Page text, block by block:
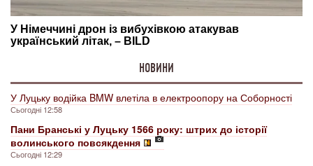
НОВИНИ
У Луцьку водійка BMW влетіла в електроопору на Соборності
Сьогодні 12:58
Пани Бранські у Луцьку 1566 року: штрих до історії
волинського повсякдення
Сьогодні 12:29